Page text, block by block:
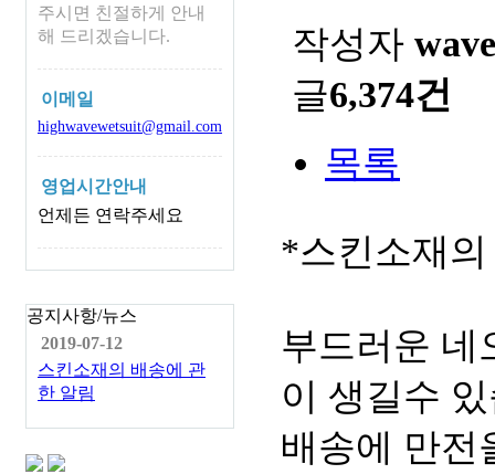
주시면 친절하게 안내
해 드리겠습니다.
이메일
highwavewetsuit@gmail.com
영업시간안내
언제든 연락주세요
공지사항/뉴스
2019-07-12
스킨소재의 배송에 관
한 알림
작성자 wave
글6,374건
목록
*스킨소재
부드러운 네
이 생길수
배송에 만전